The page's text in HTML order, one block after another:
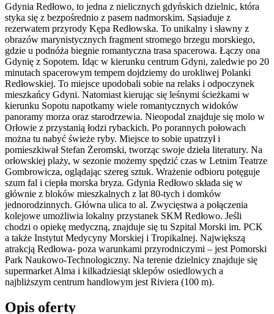
Gdynia Redłowo, to jedna z nielicznych gdyńskich dzielnic, która
styka się z bezpośrednio z pasem nadmorskim. Sąsiaduje z
rezerwatem przyrody Kępa Redłowska. To unikalny i sławny z
obrazów marynistycznych fragment stromego brzegu morskiego,
gdzie u podnóża biegnie romantyczna trasa spacerowa. Łączy ona
Gdynię z Sopotem. Idąc w kierunku centrum Gdyni, zaledwie po 20
minutach spacerowym tempem dojdziemy do urokliwej Polanki
Redłowskiej. To miejsce upodobali sobie na relaks i odpoczynek
mieszkańcy Gdyni. Natomiast kierując się leśnymi ścieżkami w
kierunku Sopotu napotkamy wiele romantycznych widoków
panoramy morza oraz starodrzewia. Nieopodal znajduje się molo w
Orłowie z przystanią łodzi rybackich. Po porannych połowach
można tu nabyć świeże ryby. Miejsce to sobie upatrzył i
pomieszkiwał Stefan Żeromski, tworząc swoje dzieła literatury. Na
orłowskiej plaży, w sezonie możemy spędzić czas w Letnim Teatrze
Gombrowicza, oglądając szereg sztuk. Wrażenie odbioru potęguje
szum fal i ciepła morska bryza. Gdynia Redłowo składa się w
głównie z bloków mieszkalnych z lat 80-tych i domków
jednorodzinnych. Główna ulica to al. Zwycięstwa a połączenia
kolejowe umożliwia lokalny przystanek SKM Redłowo. Jeśli
chodzi o opiekę medyczną, znajduje się tu Szpital Morski im. PCK
a także Instytut Medycyny Morskiej i Tropikalnej. Największą
atrakcją Redłowa- poza warunkami przyrodniczymi – jest Pomorski
Park Naukowo-Technologiczny. Na terenie dzielnicy znajduje się
supermarket Alma i kilkadziesiąt sklepów osiedlowych a
najbliższym centrum handlowym jest Riviera (100 m).
Opis oferty